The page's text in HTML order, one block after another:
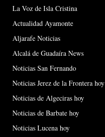
La Voz de Isla Cristina
Actualidad Ayamonte
Aljarafe Noticias
Alcalá de Guadaíra News
Noticias San Fernando
Noticias Jerez de la Frontera hoy
Noticias de Algeciras hoy
Noticias de Barbate hoy
Noticias Lucena hoy